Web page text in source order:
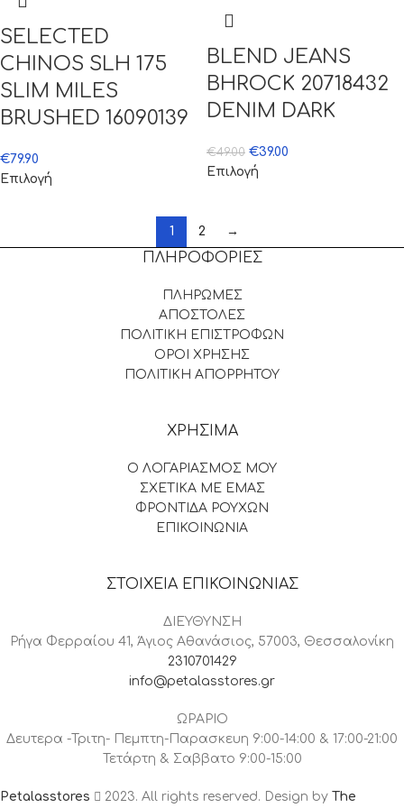
SELECTED
CHINOS SLH 175
SLIM MILES
BRUSHED 16090139
€79.90
Επιλογή
BLEND JEANS
BHROCK 20718432
DENIM DARK
€49.00 €39.00
Επιλογή
1 2 →
ΠΛΗΡΟΦΟΡΙΕΣ
ΠΛΗΡΩΜΕΣ
ΑΠΟΣΤΟΛΕΣ
ΠΟΛΙΤΙΚΗ ΕΠΙΣΤΡΟΦΩΝ
ΟΡΟΙ ΧΡΗΣΗΣ
ΠΟΛΙΤΙΚΗ ΑΠΟΡΡΗΤΟΥ
ΧΡΗΣΙΜΑ
Ο ΛΟΓΑΡΙΑΣΜΟΣ ΜΟΥ
ΣΧΕΤΙΚΑ ΜΕ ΕΜΑΣ
ΦΡΟΝΤΙΔΑ ΡΟΥΧΩΝ
ΕΠΙΚΟΙΝΩΝΙΑ
ΣΤΟΙΧΕΙΑ ΕΠΙΚΟΙΝΩΝΙΑΣ
ΔΙΕΥΘΥΝΣΗ
Ρήγα Φερραίου 41, Άγιος Αθανάσιος, 57003, Θεσσαλονίκη
2310701429
info@petalasstores.gr
ΩΡΑΡΙΟ
Δευτερα -Τριτη- Πεμπτη-Παρασκευη 9:00-14:00 & 17:00-21:00
Τετάρτη & Σαββατο 9:00-15:00
Petalasstores 2023. All rights reserved. Design by The